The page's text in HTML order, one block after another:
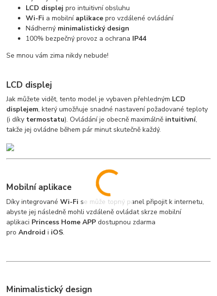
LCD displej pro intuitivní obsluhu
Wi-Fi a mobilní aplikace pro vzdálené ovládání
Nádherný minimalistický design
100% bezpečný provoz a ochrana IP44
Se mnou vám zima nikdy nebude!
LCD displej
Jak můžete vidět, tento model je vybaven přehledným LCD
displejem, který umožňuje snadné nastavení požadované teploty
(i díky termostatu). Ovládání je obecně maximálně intuitivní,
takže jej ovládne během pár minut skutečně každý.
Mobilní aplikace
Díky integrovanéWi-Fi se může topný panel připojit k internetu,
abyste jej následně mohli vzdáleně ovládat skrze mobilní
aplikaci Princess Home APP dostupnou zdarma
proAndroid i iOS.
Minimalistický design